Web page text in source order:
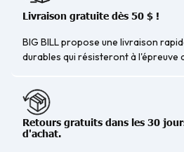
Livraison gratuite dès 50 $ !
BIG BILL propose une livraison
durables qui résisteront à l'épreuve
Retours gratuits dans les 30
d'achat.